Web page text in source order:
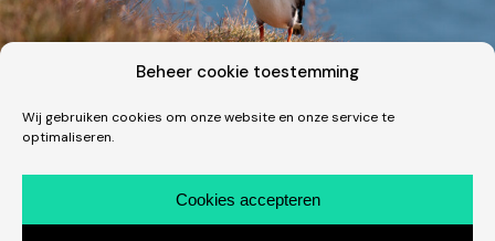
Beheer cookie toestemming
Wij gebruiken cookies om onze website en onze service te
optimaliseren.
Cookies accepteren
Een dik uur tussen de clowns in IJsland
Wat een fantastische beestjes zijn dit! Één van de